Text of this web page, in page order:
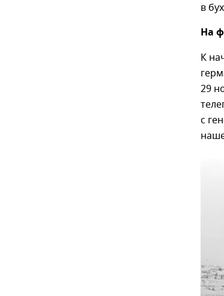
в
На
К
29
с